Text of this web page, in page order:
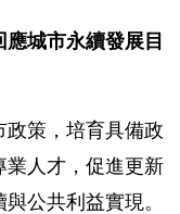
城市永續發展目
政策，培育具備政
業人才，促進更新
公共利益實現。